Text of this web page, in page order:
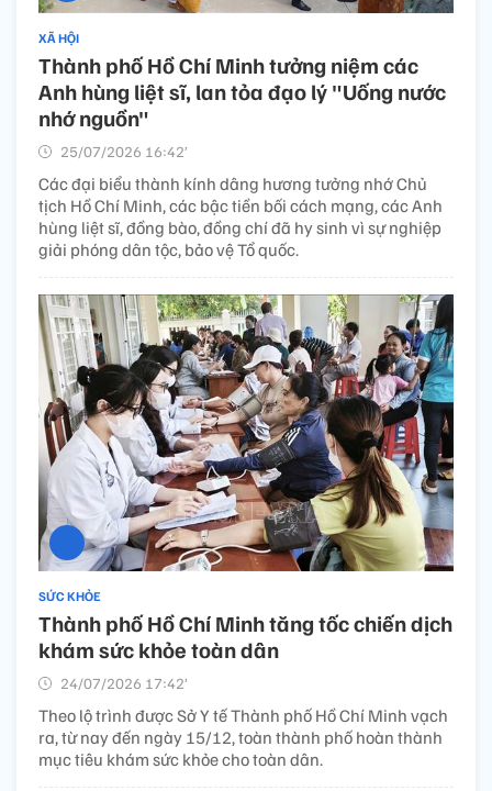
XÃ HỘI
Thành phố Hồ Chí Minh tưởng niệm các
Anh hùng liệt sĩ, lan tỏa đạo lý "Uống nước
nhớ nguồn"
25/07/2026 16:42’
Các đại biểu thành kính dâng hương tưởng nhớ Chủ
tịch Hồ Chí Minh, các bậc tiền bối cách mạng, các Anh
hùng liệt sĩ, đồng bào, đồng chí đã hy sinh vì sự nghiệp
giải phóng dân tộc, bảo vệ Tổ quốc.
SỨC KHỎE
Thành phố Hồ Chí Minh tăng tốc chiến dịch
khám sức khỏe toàn dân
24/07/2026 17:42’
Theo lộ trình được Sở Y tế Thành phố Hồ Chí Minh vạch
ra, từ nay đến ngày 15/12, toàn thành phố hoàn thành
mục tiêu khám sức khỏe cho toàn dân.